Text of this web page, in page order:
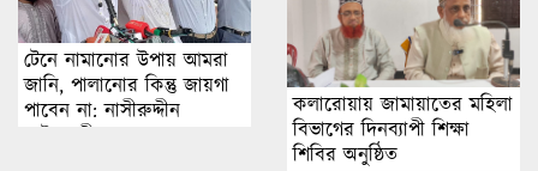
টেনে নামানোর উপায় আমরা
জানি, পালানোর কিন্তু জায়গা
পাবেন না: নাসীরুদ্দীন
পাটওয়ারী
কলারোয়ায় জামায়াতের মহিলা
বিভাগের দিনব্যাপী শিক্ষা
শিবির অনুষ্ঠিত